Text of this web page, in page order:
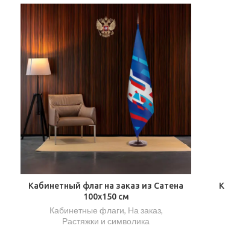
Кабинетный флаг на заказ из Сатена
100х150 см
Кабинетные флаги, На заказ,
Растяжки и символика